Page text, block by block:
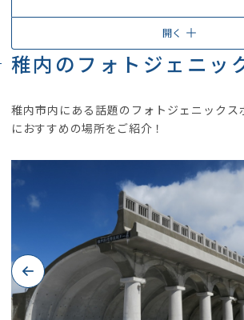
開く
稚内のフォトジェニッ
稚内市内にある話題のフォトジェニックス
におすすめの場所をご紹介！
Previous